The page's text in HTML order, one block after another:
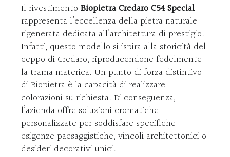
Il rivestimento Biopietra Credaro C54 Special
rappresenta l’eccellenza della pietra naturale
rigenerata dedicata all’architettura di prestigio.
Infatti, questo modello si ispira alla storicità del
ceppo di Credaro, riproducendone fedelmente
la trama materica. Un punto di forza distintivo
di Biopietra è la capacità di realizzare
colorazioni su richiesta. Di conseguenza,
l’azienda offre soluzioni cromatiche
personalizzate per soddisfare specifiche
esigenze paesaggistiche, vincoli architettonici o
desideri decorativi unici.